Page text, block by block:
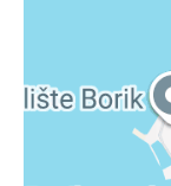
Früshtück in
und Abendessen
Sport
Fahrradverleih